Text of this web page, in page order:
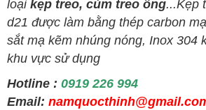
loạikẹp treo, cùm treo ống...Kẹp
d21 được làm bằng thép carbon
sắt mạ kẽm nhúng nóng, Inox 304
khu vực sử dụng
Hotline : 0919 226 994
Email: